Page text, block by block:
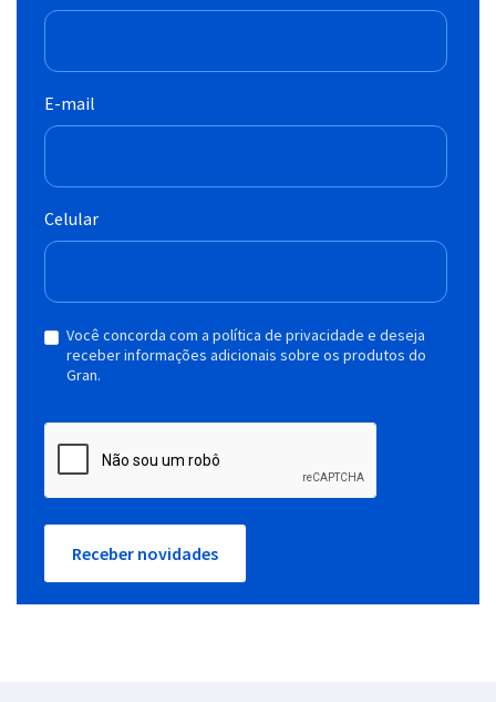
E-mail
Celular
Você concorda com a política de privacidade e deseja
receber informações adicionais sobre os produtos do
Gran.
Receber novidades